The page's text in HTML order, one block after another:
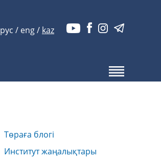
рус / eng/ kaz
Төраға блогі
Институт жаңалықтары